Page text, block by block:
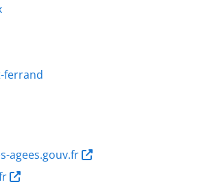
ferrand
agees.gouv.fr